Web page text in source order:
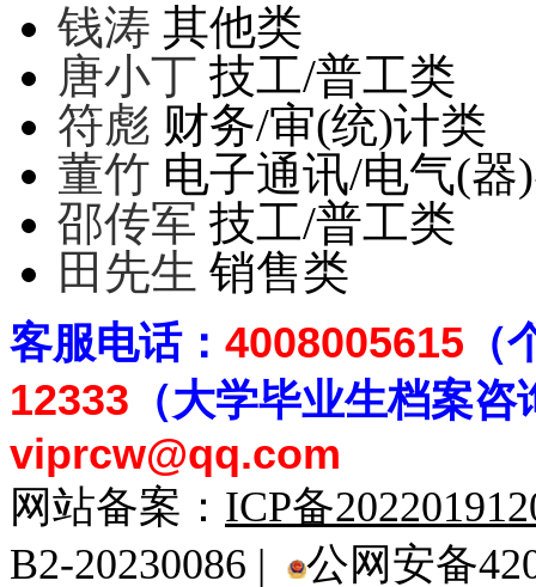
钱涛 其他类
唐小丁 技工/普工类
符彪 财务/审(统)计类
董竹 电子通讯/电气(器
邵传军 技工/普工类
田先生 销售类
客服电话： 4008005615
12333 （大学毕业生档案咨
viprcw@qq.com
网站备案： ICP备
B2-20230086 |
公网安备